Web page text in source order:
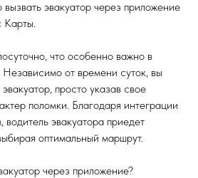
эвакуатор через приложение
что особенно важно в
Независимо от времени суток, вы
просто указав свое
поломки. Благодаря интеграции
эвакуатора приедет
оптимальный маршрут.
через приложение?